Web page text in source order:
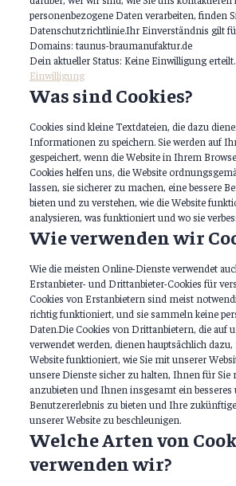
personenbezogene Daten verarbeiten, finden
Datenschutzrichtlinie.Ihr Einverständnis gilt
Domains: taunus-braumanufaktur.de
Dein aktueller Status: Keine Einwilligung erteilt.
Einwilligung
Was sind Cookies?
Cookies sind kleine Textdateien, die dazu
Informationen zu speichern. Sie werden auf
gespeichert, wenn die Website in Ihrem
Cookies helfen uns, die Website
lassen, sie sicherer zu machen, eine bessere
bieten und zu verstehen, wie die Website
analysieren, was funktioniert und wo sie
Wie verwenden wir
Wie die meisten Online-Dienste verwendet
Erstanbieter- und Drittanbieter-Cookies für
Cookies von Erstanbietern sind meist
richtig funktioniert, und sie sammeln keine
Daten.Die Cookies von Drittanbietern, die auf
verwendet werden, dienen hauptsächlich
Website funktioniert, wie Sie mit unserer
unsere Dienste sicher zu halten, Ihnen für Sie
anzubieten und Ihnen insgesamt ein besseres
Benutzererlebnis zu bieten und Ihre
unserer Website zu beschleunigen.
Welche Arten von
verwenden wir?